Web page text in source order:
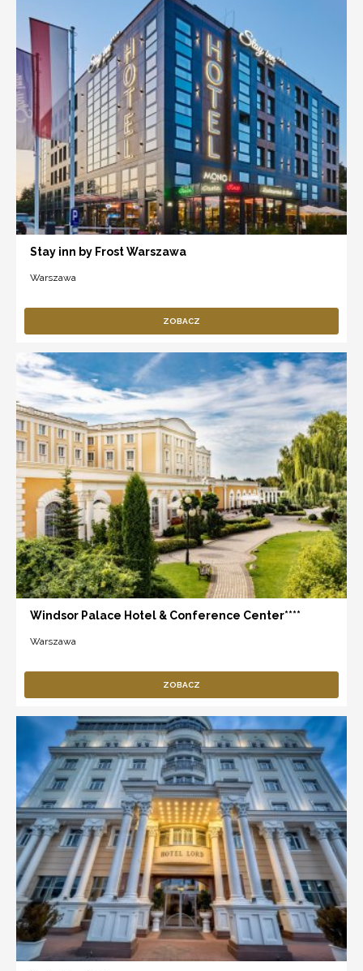
Stay inn by Frost Warszawa
Warszawa
ZOBACZ
Windsor Palace Hotel & Conference Center****
Warszawa
ZOBACZ